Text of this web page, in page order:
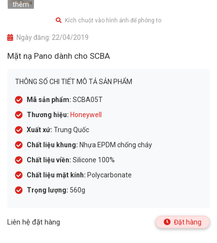
thêm
Kích chuột vào hình ảnh để phóng to
Ngày đăng: 22/04/2019
Mặt nạ Pano dành cho SCBA
THÔNG SỐ CHI TIẾT MÔ TẢ SẢN PHẨM
Mã sản phẩm: SCBA05T
Thương hiệu: Honeywell
Xuất xứ: Trung Quốc
Chất liệu khung: Nhựa EPDM chống cháy
Chất liệu viền: Silicone 100%
Chất liệu mặt kính: Polycarbonate
Trọng lượng: 560g
Liên hệ đặt hàng Đặt hàng